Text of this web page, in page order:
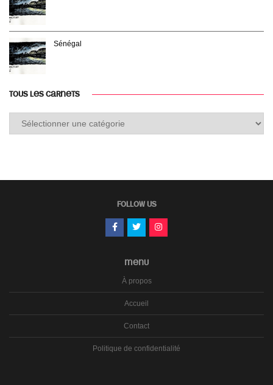
Sénégal
TOUS LES CARNETS
FOLLOW US
MENU
À propos
Accueil
Contact
Politique de confidentialité